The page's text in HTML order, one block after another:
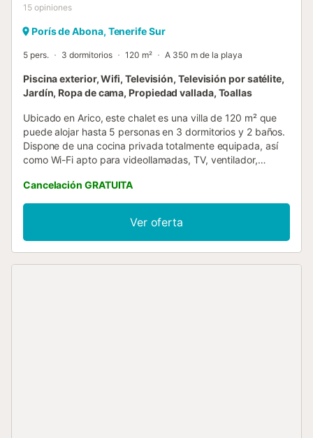
15 opiniones
Porís de Abona, Tenerife Sur
5 pers. 3 dormitorios 120 m² A 350 m de la playa
Piscina exterior, Wifi, Televisión, Televisión por satélite,
Jardín, Ropa de cama, Propiedad vallada, Toallas
Ubicado en Arico, este chalet es una villa de 120 m² que
puede alojar hasta 5 personas en 3 dormitorios y 2 baños.
Dispone de una cocina privada totalmente equipada, así
como Wi-Fi apto para videollamadas, TV, ventilador,
exterior, podréis disfrutar de un jardín privado con vistas al
mar y varias zonas al aire libre, incluidas terrazas cubiertas
y descubiertas. La piscina privada al aire libre y la ducha
exterior añaden comodidad a vuestra estancia, mientras
que la barbacoa privada permite disfrutar de comidas al
Cancelación GRATUITA
Ver oferta